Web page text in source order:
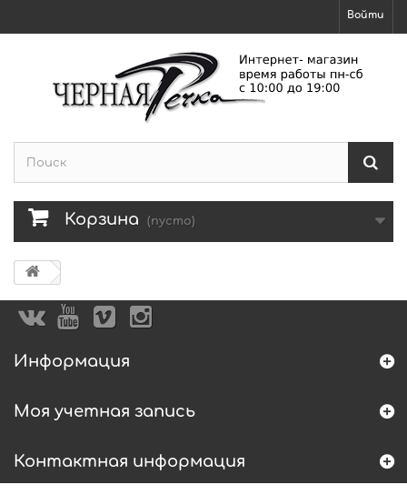
Войти
Корзина (пусто)
Информация
Моя учетная запись
Контактная информация